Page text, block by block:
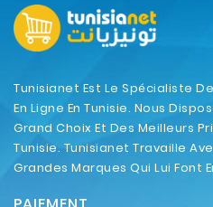
Tunisianet Est Le Spécialiste
En Ligne En Tunisie. Nous
Grand Choix Et Des Meilleurs
Tunisie. Tunisianet Travaille
Grandes Marques Qui Lui Font